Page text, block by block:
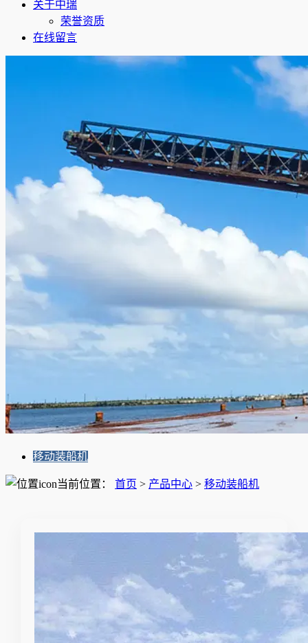
关于中瑞
荣誉资质
在线留言
移动装船机
当前位置： 首页 > 产品中心 > 移动装船机